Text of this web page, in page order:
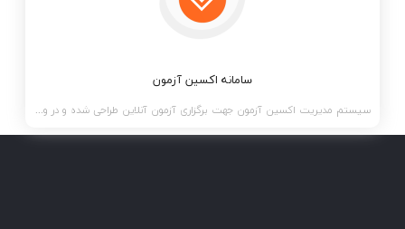
سامانه اکسین آزمون
سیستم مدیریت اکسین آزمون جهت برگزاری آزمون آنلاین طراحی شده و در واقع سامانه ای کامل برای ساخت و مدی